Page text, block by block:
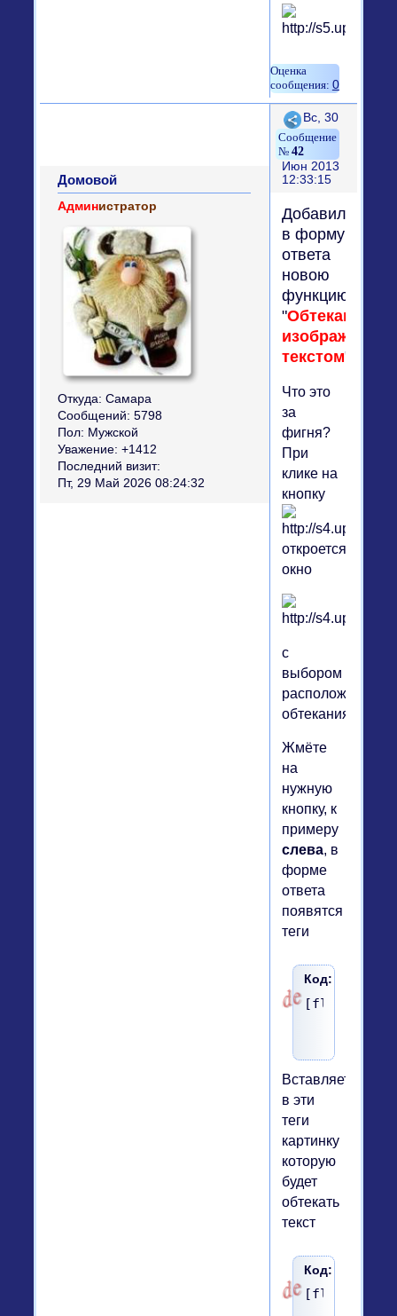
0
Поделиться
42
Вс, 30
Июн 2013
12:33:15
Домовой
Администратор
Откуда: Самара
Сообщений: 5798
Пол: Мужской
Уважение: +1412
Последний визит:
Пт, 29 Май 2026 08:24:32
Добавил
в форму
ответа
новою
функцию
"Обтекание
изображения
текстом"
Что это
за
фигня?
При
клике на
кнопку
откроется
окно
с
выбором
расположения
обтекания.
Жмёте
на
нужную
кнопку, к
примеру
слева, в
форме
ответа
появятся
теги
Код:
Вставляете
в эти
теги
картинку
которую
будет
обтекать
текст
Код: